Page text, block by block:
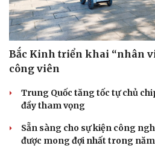
Bắc Kinh triển khai “nhân
công viên
Trung Quốc tăng tốc tự chủ
đầy tham vọng
Sẵn sàng cho sự kiện công
được mong đợi nhất trong năm